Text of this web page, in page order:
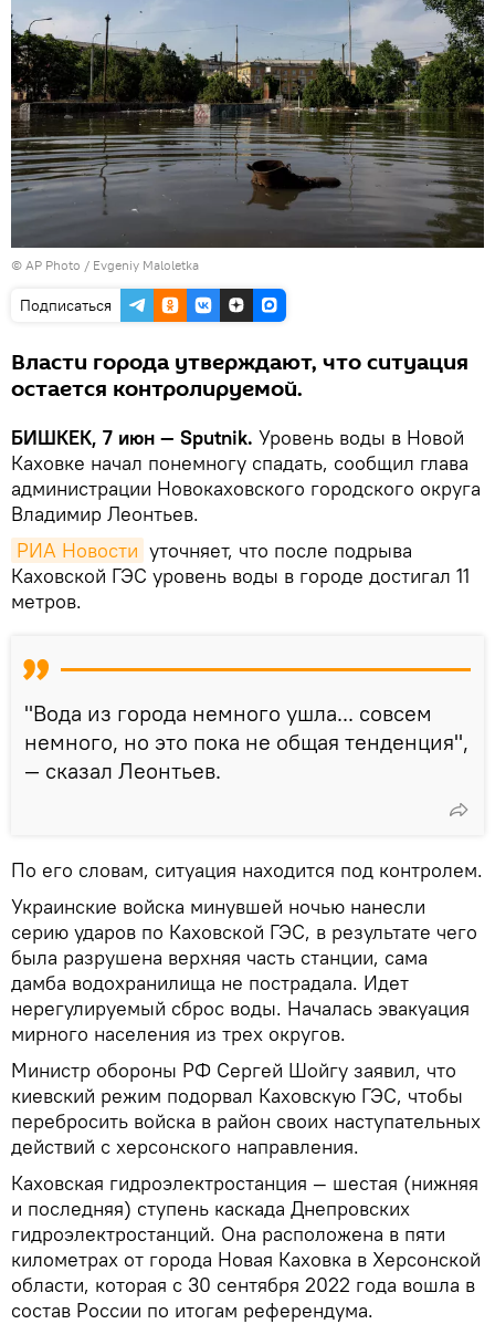
© AP Photo / Evgeniy Maloletka
Подписаться
Власти города утверждают, что ситуация
остается контролируемой.
БИШКЕК, 7 июн — Sputnik. Уровень воды в Новой
Каховке начал понемногу спадать, сообщил глава
администрации Новокаховского городского округа
Владимир Леонтьев.
РИА Новости уточняет, что после подрыва
Каховской ГЭС уровень воды в городе достигал 11
метров.
"Вода из города немного ушла... совсем
немного, но это пока не общая тенденция",
— сказал Леонтьев.
По его словам, ситуация находится под контролем.
Украинские войска минувшей ночью нанесли
серию ударов по Каховской ГЭС, в результате чего
была разрушена верхняя часть станции, сама
дамба водохранилища не пострадала. Идет
нерегулируемый сброс воды. Началась эвакуация
мирного населения из трех округов.
Министр обороны РФ Сергей Шойгу заявил, что
киевский режим подорвал Каховскую ГЭС, чтобы
перебросить войска в район своих наступательных
действий с херсонского направления.
Каховская гидроэлектростанция — шестая (нижняя
и последняя) ступень каскада Днепровских
гидроэлектростанций. Она расположена в пяти
километрах от города Новая Каховка в Херсонской
области, которая с 30 сентября 2022 года вошла в
состав России по итогам референдума.